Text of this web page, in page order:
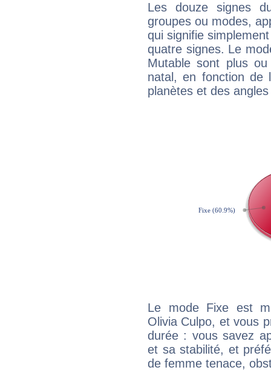
Les douze signes
groupes ou modes,
qui signifie
quatre signes. Le
Mutable sont plus
natal, en fonction de
planètes et des
Le mode Fixe est
Olivia Culpo, et vous
durée : vous savez
et sa stabilité, et
de femme tenace,